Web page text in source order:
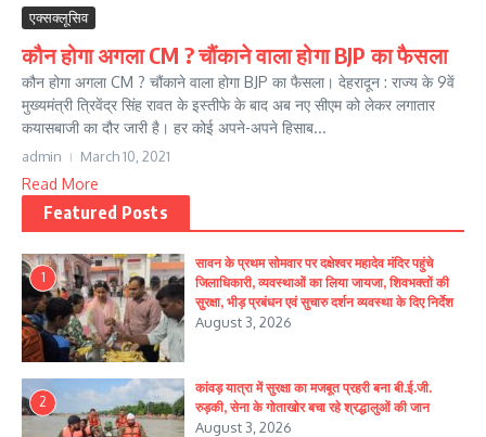
एक्सक्लूसिव
कौन होगा अगला CM ? चौंकाने वाला होगा BJP का फैसला
कौन होगा अगला CM ? चौंकाने वाला होगा BJP का फैसला। देहरादून : राज्य के 9वें
मुख्यमंत्री त्रिवेंद्र सिंह रावत के इस्तीफे के बाद अब नए सीएम को लेकर लगातार
कयासबाजी का दौर जारी है। हर कोई अपने-अपने हिसाब...
admin March 10, 2021
Read More
Featured Posts
1
सावन के प्रथम सोमवार पर दक्षेश्वर महादेव मंदिर पहुंचे
जिलाधिकारी, व्यवस्थाओं का लिया जायजा, शिवभक्तों की
सुरक्षा, भीड़ प्रबंधन एवं सुचारु दर्शन व्यवस्था के दिए निर्देश
August 3, 2026
2
कांवड़ यात्रा में सुरक्षा का मजबूत प्रहरी बना बी.ई.जी.
रुड़की, सेना के गोताखोर बचा रहे श्रद्धालुओं की जान
August 3, 2026